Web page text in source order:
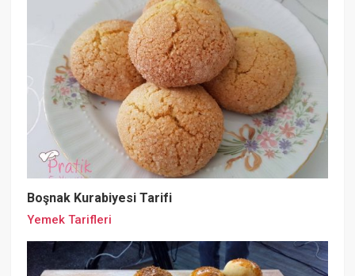
Boşnak Kurabiyesi Tarifi
Yemek Tarifleri